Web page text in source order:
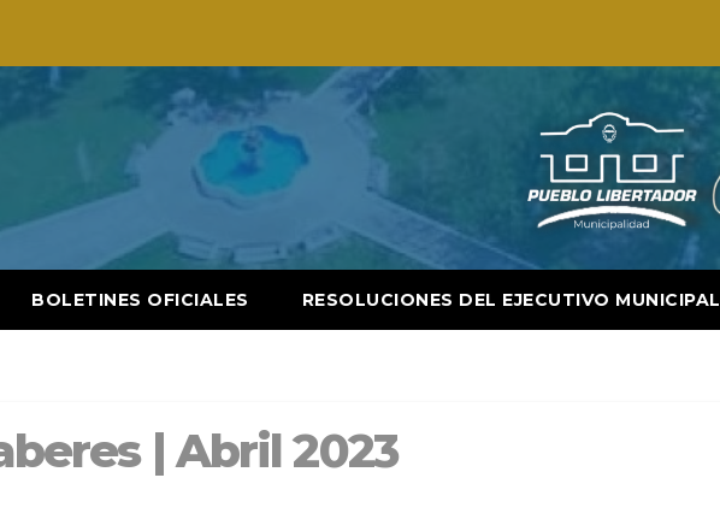
BOLETINES OFICIALES RESOLUCIONES DEL EJECUTIVO MUNICIPAL
| Abril 2023